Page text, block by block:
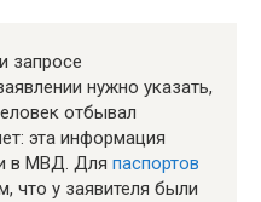
запросе
нужно указать,
отбывал
эта информация
в МВД. Для паспортов
что у заявителя были